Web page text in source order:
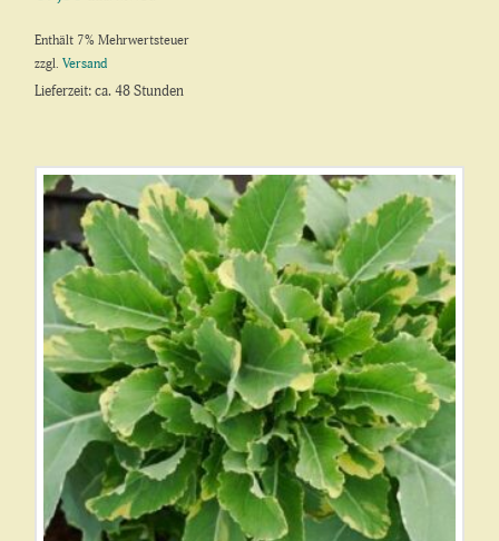
Enthält 7% Mehrwertsteuer
zzgl.Versand
Lieferzeit: ca. 48 Stunden